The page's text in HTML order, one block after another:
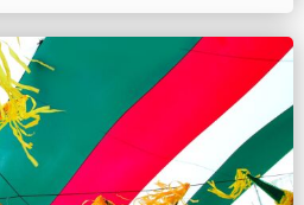
Испания была не в
к независимости
1895 года началось новое